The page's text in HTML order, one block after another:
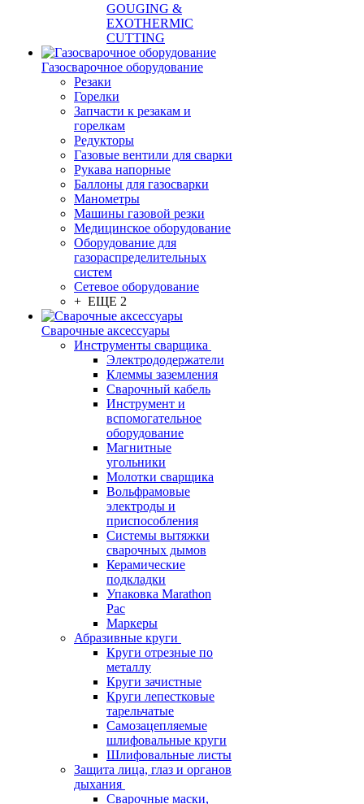
GOUGING &
EXOTHERMIC
CUTTING
Газосварочное оборудование
Резаки
Горелки
Запчасти к резакам и
горелкам
Редукторы
Газовые вентили для сварки
Рукава напорные
Баллоны для газосварки
Манометры
Машины газовой резки
Медицинское оборудование
Оборудование для
газораспределительных
систем
Сетевое оборудование
+ ЕЩЕ 2
Сварочные аксессуары
Инструменты сварщика
Электрододержатели
Клеммы заземления
Сварочный кабель
Инструмент и
вспомогательное
оборудование
Магнитные
угольники
Молотки сварщика
Вольфрамовые
электроды и
приспособления
Системы вытяжки
сварочных дымов
Керамические
подкладки
Упаковка Marathon
Pac
Маркеры
Абразивные круги
Круги отрезные по
металлу
Круги зачистные
Круги лепестковые
тарельчатые
Самозацепляемые
шлифовальные круги
Шлифовальные листы
Защита лица, глаз и органов
дыхания
Сварочные маски,